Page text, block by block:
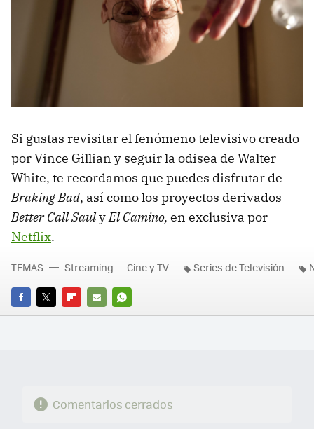
Si gustas revisitar el fenómeno televisivo creado
por Vince Gillian y seguir la odisea de Walter
White, te recordamos que puedes disfrutar de
Braking Bad, así como los proyectos derivados
Better Call SaulyEl Camino, en exclusiva por
Netflix.
FACEBOOK
TWITTERFLIPBOARD
E-
WHATSAPP
TEMAS Streaming Cine y TV Series de Televisión
Comentarios cerrados